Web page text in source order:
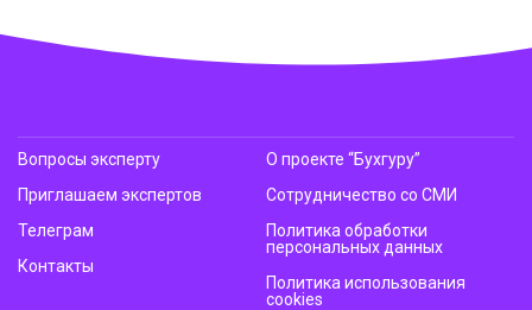
Вопросы эксперту
Приглашаем экспертов
Телеграм
Контакты
О проекте “Бухгуру”
Сотрудничество со СМИ
Политика обработки
персональных данных
Политика использования
cookies